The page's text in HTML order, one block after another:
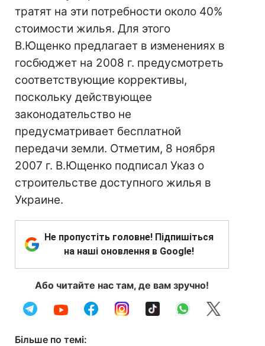
тратят на эти потребности около 40%
стоимости жилья. Для этого
В.Ющенко предлагает в изменениях в
госбюджет на 2008 г. предусмотреть
соответствующие коррективы,
поскольку действующее
законодательство не
предусматривает бесплатной
передачи земли. Отметим, 8 ноября
2007 г. В.Ющенко подписал Указ о
строительстве доступного жилья в
Украине.
Не пропустіть головне! Підпишіться
на наші оновлення в Google!
Або читайте нас там, де вам зручно!
Більше по темі: